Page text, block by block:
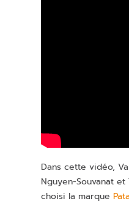
Dans cette vidéo,
Nguyen-Souvanat
choisi la marque